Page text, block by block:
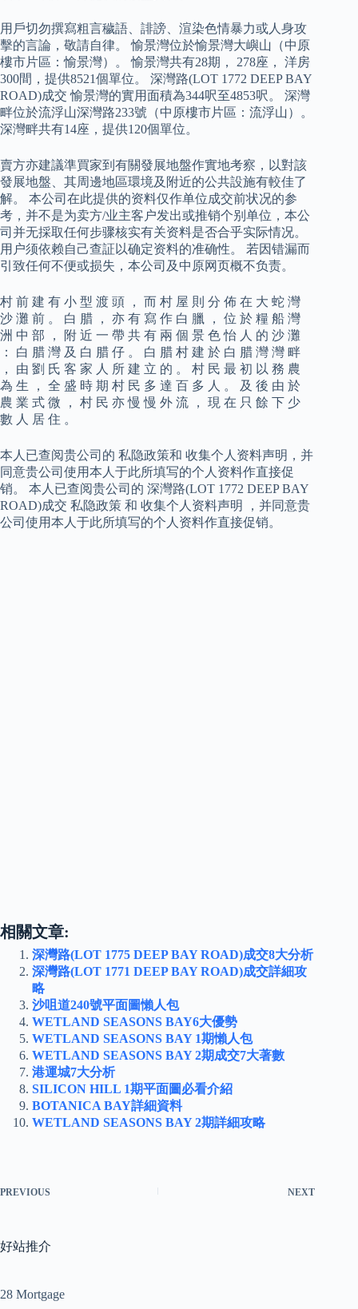
用戶切勿撰寫粗言穢語、誹謗、渲染色情暴力或人身攻
擊的言論，敬請自律。 愉景灣位於愉景灣大嶼山（中原
樓市片區：愉景灣）。 愉景灣共有28期， 278座， 洋房
300間，提供8521個單位。 深灣路(LOT 1772 DEEP BAY
ROAD)成交 愉景灣的實用面積為344呎至4853呎。 深灣
畔位於流浮山深灣路233號（中原樓市片區：流浮山）。
深灣畔共有14座，提供120個單位。
賣方亦建議準買家到有關發展地盤作實地考察，以對該
發展地盤、其周邊地區環境及附近的公共設施有較佳了
解。 本公司在此提供的资料仅作单位成交前状况的参
考，并不是为卖方/业主客户发出或推销个别单位，本公
司并无採取任何步骤核实有关资料是否合乎实际情况。
用户须依赖自己查証以确定资料的准确性。 若因错漏而
引致任何不便或损失，本公司及中原网页概不负责。
村 前 建 有 小 型 渡 頭 ， 而 村 屋 則 分 佈 在 大 蛇 灣
沙 灘 前 。 白 腊 ， 亦 有 寫 作 白 臘 ， 位 於 糧 船 灣
洲 中 部 ， 附 近 一 帶 共 有 兩 個 景 色 怡 人 的 沙 灘
： 白 腊 灣 及 白 腊 仔 。 白 腊 村 建 於 白 腊 灣 灣 畔
， 由 劉 氏 客 家 人 所 建 立 的 。 村 民 最 初 以 務 農
為 生 ， 全 盛 時 期 村 民 多 達 百 多 人 。 及 後 由 於
農 業 式 微 ， 村 民 亦 慢 慢 外 流 ， 現 在 只 餘 下 少
數 人 居 住 。
本人已查阅贵公司的 私隐政策和 收集个人资料声明，并
同意贵公司使用本人于此所填写的个人资料作直接促
销。 本人已查阅贵公司的 深灣路(LOT 1772 DEEP BAY
ROAD)成交 私隐政策 和 收集个人资料声明 ，并同意贵
公司使用本人于此所填写的个人资料作直接促销。
相關文章:
深灣路(LOT 1775 DEEP BAY ROAD)成交8大分析
深灣路(LOT 1771 DEEP BAY ROAD)成交詳細攻
略
沙咀道240號平面圖懶人包
WETLAND SEASONS BAY6大優勢
WETLAND SEASONS BAY 1期懶人包
WETLAND SEASONS BAY 2期成交7大著數
港運城7大分析
SILICON HILL 1期平面圖必看介紹
BOTANICA BAY詳細資料
WETLAND SEASONS BAY 2期詳細攻略
PREVIOUS NEXT
好站推介
28 Mortgage